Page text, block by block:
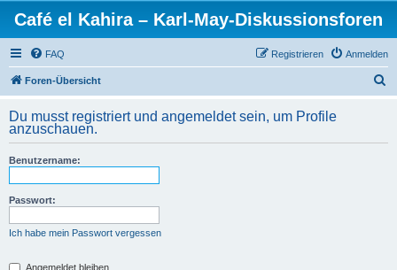
Café el Kahira – Karl-May-Diskussionsforen
FAQ Anmelden
Registrieren
Foren-Übersicht
h
Du musst registriert und angemeldet sein, um Profile
anzuschauen.
Benutzername:
Passwort:
Ich habe mein Passwort vergessen
Angemeldet bleiben